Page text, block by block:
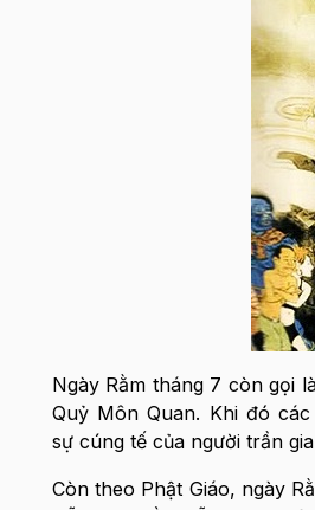
Ngày Rằm tháng 7 còn gọi
Quỷ Môn Quan. Khi đó
sự cúng tế của người trần
Còn theo Phật Giáo, ngày